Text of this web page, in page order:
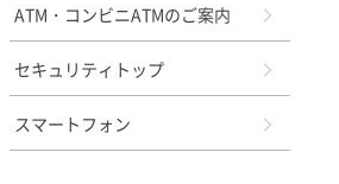
ATM・コンビニATMのご案内
セキュリティトップ
スマートフォン